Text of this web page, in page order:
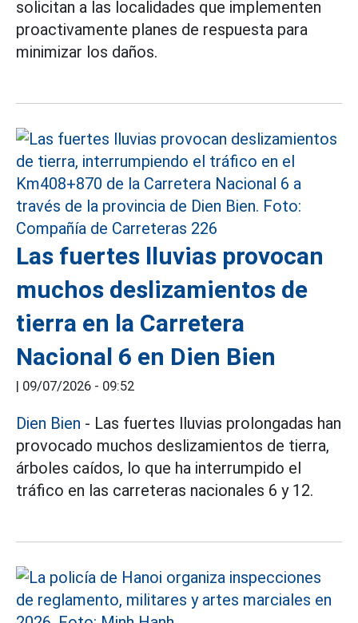
solicitan a las localidades que implementen
proactivamente planes de respuesta para
minimizar los daños.
Las fuertes lluvias provocan
muchos deslizamientos de
tierra en la Carretera
Nacional 6 en Dien Bien
09/07/2026 - 09:52
Dien Bien - Las fuertes lluvias prolongadas han
provocado muchos deslizamientos de tierra,
árboles caídos, lo que ha interrumpido el
tráfico en las carreteras nacionales 6 y 12.